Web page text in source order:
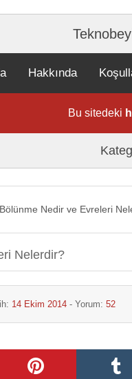
Hakkında
Bu sitedeki
Nedir ve Evreleri
Nelerdir?
14 Ekim 2014 - Yorum: 52